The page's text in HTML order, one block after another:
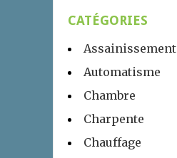
CATÉGORIES
Assainissement
Automatisme
Chambre
Charpente
Chauffage